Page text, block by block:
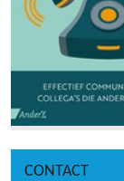
CONTACT